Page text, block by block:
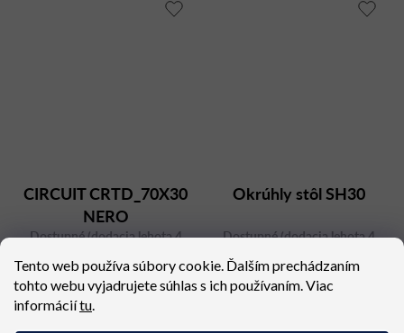
Tento web používa súbory cookie. Ďalším prechádzaním
tohto webu vyjadrujete súhlas s ich používaním. Viac
informáciítu
CIRCUIT CRTD_70X30
NERO
Dostupné (dodacia lehota 4
406,95 €
Okrúhly stôl SH30
Dostupné (dodacia lehota 4
244,77 €